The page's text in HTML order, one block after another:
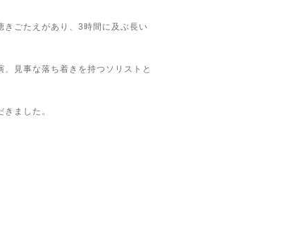
ごたえがあり、3時間に及ぶ長い
見事な落ち着きを持つソリストと
ました。